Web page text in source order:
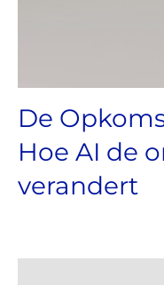
De
Hoe AI de
verandert